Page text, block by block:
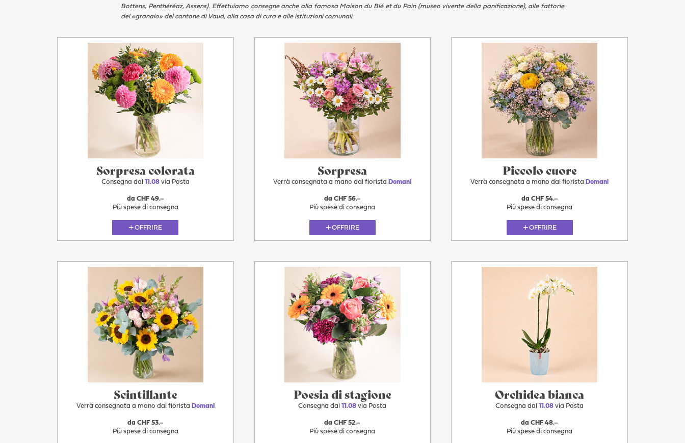
Bottens, Penthéréaz, Assens). Effettuiamo consegne anche alla famosa Maison du Blé et du Pain (museo vivente della panificazione), alle fattorie
del «granaio» del cantone di Vaud, alla casa di cura e alle istituzioni comunali.
Sorpresa colorata
Consegna dal 11.08via Posta
11.08
da CHF 49.–
Più spese di consegna
OFFRIRE
Sorpresa
Verrà consegnata a mano dal fiorista Domani
Più
Domani
da CHF 56.–
Più spese di consegna
OFFRIRE
Piccolo cuore
Verrà consegnata a mano dal fiorista Domani
Domani
da CHF 54.–
Più spese di consegna
OFFRIRE
Scintillante
Verrà consegnata a mano dal fiorista Domani
da CHF 53.–
Più spese di consegna
Poesia di stagione
Consegna dal11.08 via Posta
da CHF 52.–
Più spese di consegna
Orchidea bianca
Consegna dal11.08 via Posta
da CHF 48.–
Più spese di consegna